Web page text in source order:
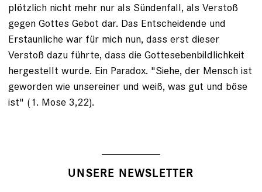
plötzlich nicht mehr nur als Sündenfall, als Verstoß
gegen Gottes Gebot dar. Das Entscheidende und
Erstaunliche war für mich nun, dass erst dieser
Verstoß dazu führte, dass die Gottesebenbildlichkeit
hergestellt wurde. Ein Paradox. "Siehe, der Mensch ist
geworden wie unsereiner und weiß, was gut und böse
ist" (1. Mose 3,22).
UNSERE NEWSLETTER